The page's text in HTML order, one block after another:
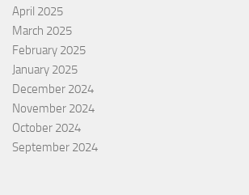
April 2025
March 2025
February 2025
January 2025
December 2024
November 2024
October 2024
September 2024